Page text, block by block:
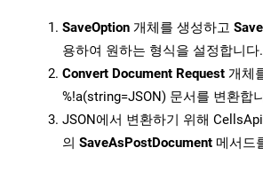
SaveOption 개체를 생성하고
용하여 원하는 형식을 설정합니다.
Convert Document Request 개체
%!a(string=JSON) 문서를 변환합
JSON에서 변환하기 위해
의 SaveAsPostDocument 메서드